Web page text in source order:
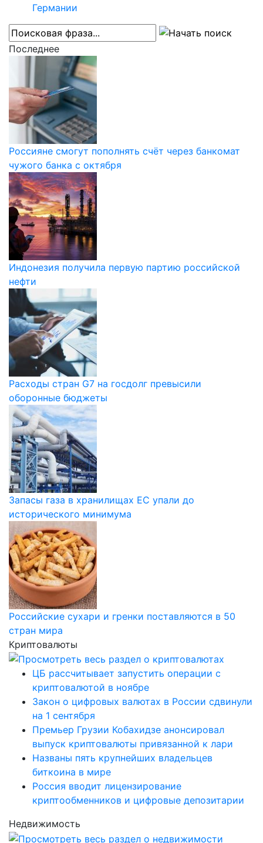
Германии
Последнее
Россияне смогут пополнять счёт через банкомат
чужого банка с октября
Индонезия получила первую партию российской
нефти
Расходы стран G7 на госдолг превысили
оборонные бюджеты
Запасы газа в хранилищах ЕС упали до
исторического минимума
Российские сухари и гренки поставляются в 50
стран мира
Криптовалюты
ЦБ рассчитывает запустить операции с
криптовалютой в ноябре
Закон о цифровых валютах в России сдвинули
на 1 сентября
Премьер Грузии Кобахидзе анонсировал
выпуск криптовалюты привязанной к лари
Названы пять крупнейших владельцев
биткоина в мире
Россия вводит лицензирование
криптообменников и цифровые депозитарии
Недвижимость